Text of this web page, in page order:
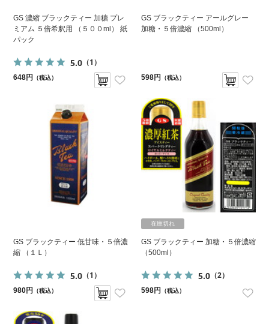
GS 濃縮 ブラックティー 加糖 プレ
ミアム ５倍希釈用 （５００ml） 紙
パック
5.0（1）
648円 （税込）
GS ブラックティー アールグレー
加糖・５倍濃縮 （500ml）
598円 （税込）
GS ブラックティー 低甘味・５倍濃
縮 （１Ｌ）
5.0（1）
980円 （税込）
在庫切れ
GS ブラックティー 加糖・５倍濃縮
（500ml）
5.0（2）
598円 （税込）